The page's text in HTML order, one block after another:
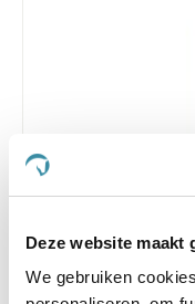
Deze website maakt
We gebruiken
Groene Os Cox
Nog